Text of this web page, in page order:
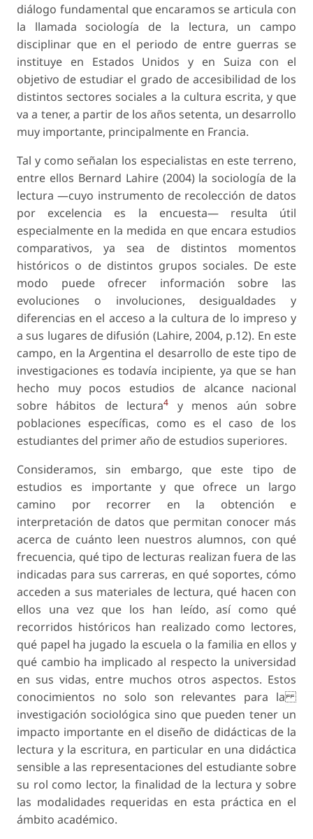
diálogo fundamental que encaramos se articula con
la llamada sociología de la lectura, un campo
disciplinar que en el periodo de entre guerras se
instituye en Estados Unidos y en Suiza con el
objetivo de estudiar el grado de accesibilidad de los
distintos sectores sociales a la cultura escrita, y que
va a tener, a partir de los años setenta, un desarrollo
muy importante, principalmente en Francia.
Tal y como señalan los especialistas en este terreno,
entre ellos Bernard Lahire (2004) la sociología de la
lectura —cuyo instrumento de recolección de datos
por excelencia es la encuesta— resulta útil
especialmente en la medida en que encara estudios
comparativos, ya sea de distintos momentos
históricos o de distintos grupos sociales. De este
modo puede ofrecer información sobre las
evoluciones o involuciones, desigualdades y
diferencias en el acceso a la cultura de lo impreso y
a sus lugares de difusión (Lahire, 2004, p.12). En este
campo, en la Argentina el desarrollo de este tipo de
investigaciones es todavía incipiente, ya que se han
hecho muy pocos estudios de alcance nacional
sobre hábitos de lectura4
y menos aún sobre
poblaciones específicas, como es el caso de los
estudiantes del primer año de estudios superiores.
Consideramos, sin embargo, que este tipo de
estudios es importante y que ofrece un largo
camino por recorrer en la obtención e
interpretación de datos que permitan conocer más
acerca de cuánto leen nuestros alumnos, con qué
frecuencia, qué tipo de lecturas realizan fuera de las
indicadas para sus carreras, en qué soportes, cómo
acceden a sus materiales de lectura, qué hacen con
ellos una vez que los han leído, así como qué
recorridos históricos han realizado como lectores,
qué papel ha jugado la escuela o la familia en ellos y
qué cambio ha implicado al respecto la universidad
en sus vidas, entre muchos otros aspectos. Estos
conocimientos no solo son relevantes para la
investigación sociológica sino que pueden tener un
impacto importante en el diseño de didácticas de la
lectura y la escritura, en particular en una didáctica
sensible a las representaciones del estudiante sobre
su rol como lector, la finalidad de la lectura y sobre
las modalidades requeridas en esta práctica en el
ámbito académico.